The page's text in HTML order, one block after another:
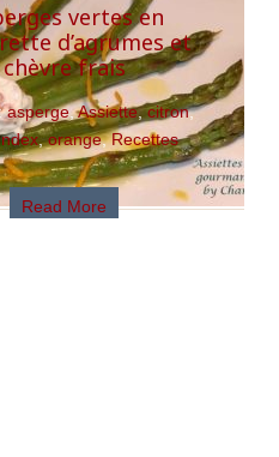
vertes en
d’agrumes et
chèvre frais
asperge,Assiette,citron,
,orange,Recettes
Read More